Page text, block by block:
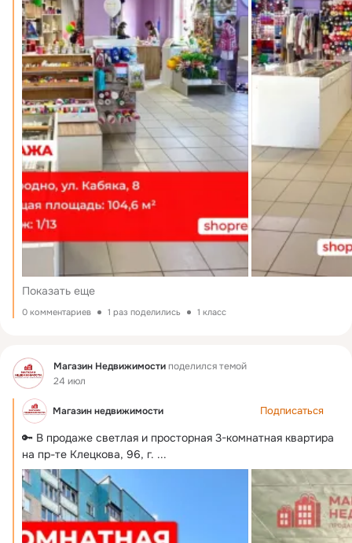
Показать еще
0 комментариев 1 раз поделились 1 класс
Фид Магазин Недвижимостиподелился темой
24 июл
Магазин недвижимости Подписаться
🔑 В продаже светлая и просторная 3-комнатная квартира
на пр-те Клецкова, 96, г. ...